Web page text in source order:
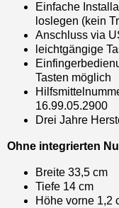
Einfache
loslegen (kein
Anschluss via
leichtgängige
Tasten möglich
16.99.05.2900
Drei Jahre
Ohne integrierten
Breite 33,5 cm
Tiefe 14 cm
Höhe vorne 1,2